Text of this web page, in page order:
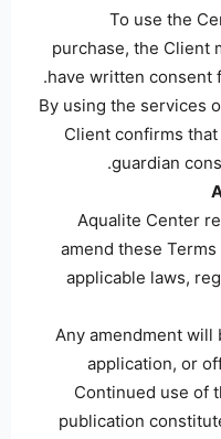
• To use the
purchase, the Client
have written consent
• By using the
Client confirms
guardian
• Aqualite Center
amend these
applicable laws,
• Any amendment
application, or
Continued use of
publication